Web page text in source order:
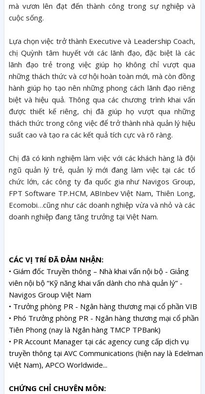
CÁC VỊ TRÍ ĐÃ ĐẢM NHẬN:
• Giám đốc Truyền thông – Nhà khai vấn nội bộ - Giảng
viên nội bộ “Kỹ năng khai vấn dành cho nhà quản lý” -
Navigos Group Việt Nam
• Trưởng phòng PR - Ngân hàng thương mại cổ phần VIB
• Phó Trưởng phòng PR - Ngân hàng thương mại cổ phần
Tiên Phong (nay là Ngân hàng TMCP TPBank)
• PR Account Manager tại các agency cung cấp dịch vụ
truyền thông tại AVC Communications (hiện nay là Edelman
Việt Nam), APCO Worldwide...
CHỨNG CHỈ CHUYÊN MÔN:
mà vươn lên đạt đến thành công trong sự nghiệp và
cuộc sống.
Lựa chọn việc trở thành Executive và Leadership Coach,
chị Quỳnh tâm huyết với các lãnh đạo, đặc biệt là các
lãnh đạo trẻ trong việc giúp họ không chỉ vượt qua
những thách thức và cơ hội hoàn toàn mới, mà còn đồng
hành giúp họ tạo nên những phong cách lãnh đạo riêng
biệt và hiệu quả. Thông qua các chương trình khai vấn
được thiết kế riêng, chị đã giúp họ vượt qua những
thách thức trong công việc để trở thành nhà quản lý hiệu
suất cao và tạo ra các kết quả tích cực và rõ ràng.
Chị đã có kinh nghiệm làm việc với các khách hàng là đội
ngũ quản lý trẻ, quản lý mới đang làm việc tại các tổ
chức lớn, các công ty đa quốc gia như Navigos Group,
FPT Software TP.HCM, ABInbev Việt Nam, Thiên Long,
Ecomobi…cũng như các doanh nghiệp vừa và nhỏ và các
doanh nghiệp đang tăng trưởng tại Việt Nam.